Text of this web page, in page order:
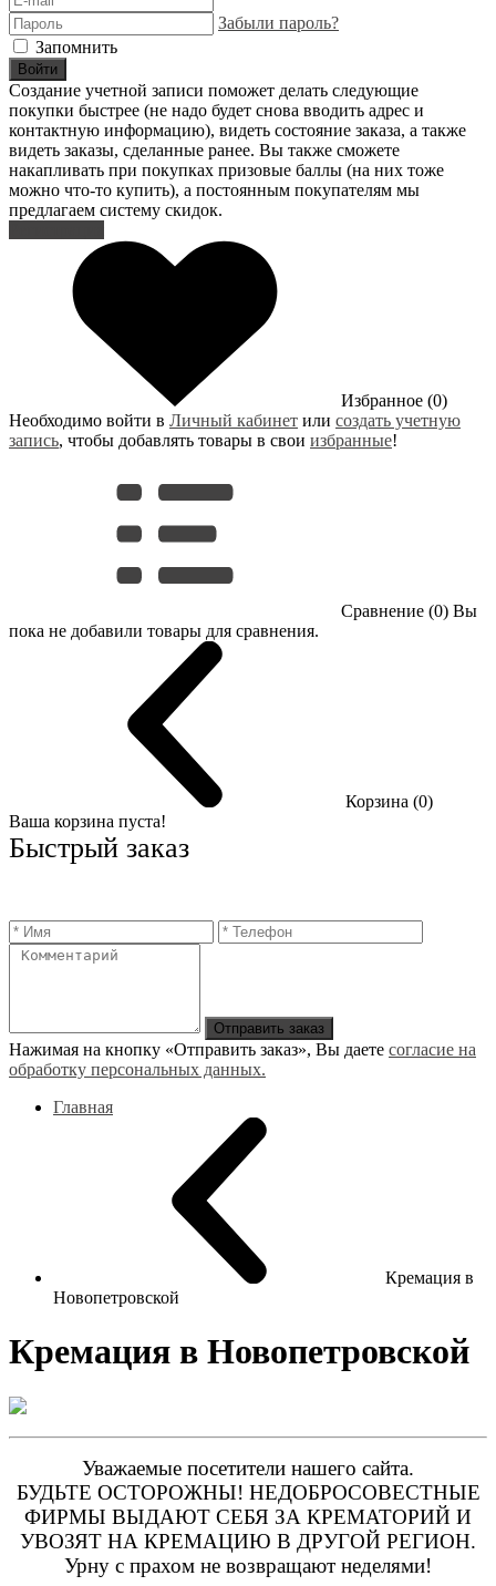
Забыли пароль?
Запомнить
Войти
Создание учетной записи поможет делать следующие
покупки быстрее (не надо будет снова вводить адрес и
контактную информацию), видеть состояние заказа, а также
видеть заказы, сделанные ранее. Вы также сможете
накапливать при покупках призовые баллы (на них тоже
можно что-то купить), а постоянным покупателям мы
предлагаем систему скидок.
Избранное (0)
Необходимо войти в Личный кабинет или создать учетную
запись, чтобы добавлять товары в свои избранные!
Сравнение (0) Вы
пока не добавили товары для сравнения.
Корзина (0)
Ваша корзина пуста!
Быстрый заказ
Отправить заказ
Нажимая на кнопку «Отправить заказ», Вы даете согласие на
обработку персональных данных.
Главная
Кремация в
Новопетровской
Кремация в Новопетровской
Уважаемые посетители нашего сайта.
БУДЬТЕ ОСТОРОЖНЫ! НЕДОБРОСОВЕСТНЫЕ
ФИРМЫ ВЫДАЮТ СЕБЯ ЗА КРЕМАТОРИЙ И
УВОЗЯТ НА КРЕМАЦИЮ В ДРУГОЙ РЕГИОН.
Урну с прахом не возвращают неделями!